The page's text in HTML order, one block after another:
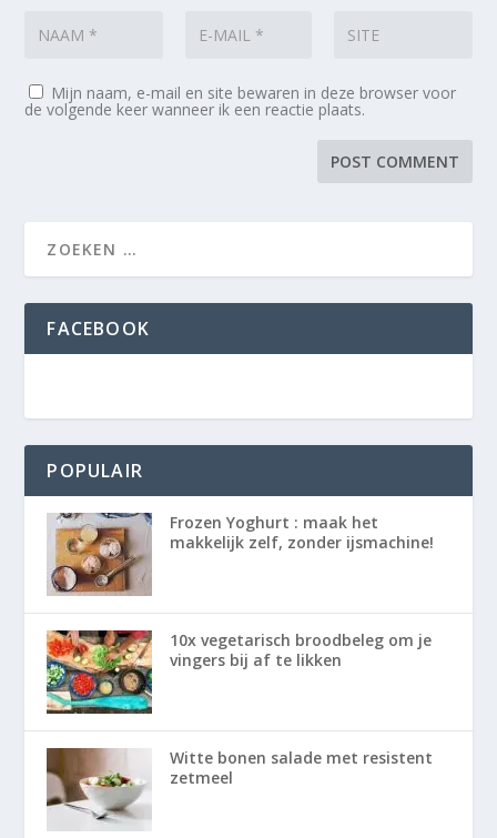
Mijn naam, e-mail en site bewaren in deze browser voor
de volgende keer wanneer ik een reactie plaats.
FACEBOOK
POPULAIR
Frozen Yoghurt : maak het
makkelijk zelf, zonder ijsmachine!
10x vegetarisch broodbeleg om je
vingers bij af te likken
Witte bonen salade met resistent
zetmeel